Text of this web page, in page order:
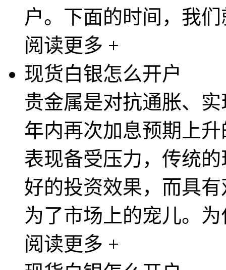
户。下面的时间，我
阅读更多 +
现货白银怎么开户
贵金属是对抗通胀、
年内再次加息预期上
表现备受压力，传统
好的投资效果，而具
为了市场上的宠儿。
阅读更多 +